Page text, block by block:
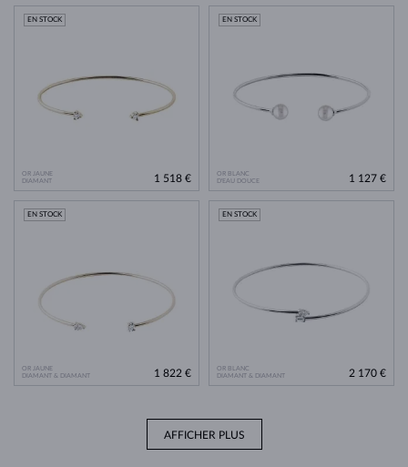
OR JAUNE
DIAMANT
EN STOCK
1 518 €
OR BLANC
D'EAU DOUCE
EN STOCK
1 127 €
OR JAUNE
DIAMANT & DIAMANT
EN STOCK
1 822 €
OR BLANC
DIAMANT & DIAMANT
EN STOCK
2 170 €
AFFICHER PLUS